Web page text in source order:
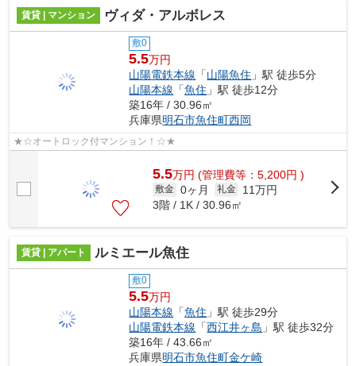
賃貸 | マンション ヴィダ・アルボレス
敷0
5.5万円
山陽電鉄本線 「山陽魚住 」駅 徒歩5分
山陽本線 「魚住 」駅 徒歩12分
築16年 / 30.96㎡
兵庫県明石市魚住町西岡
★☆オートロック付マンション！☆★
5.5万円 (管理費等：5,200円 )
敷金 0ヶ月 礼金
11万円
3階 / 1K / 30.96㎡
賃貸 | アパート ルミエール魚住
敷0
5.5万円
山陽本線 「魚住 」駅 徒歩29分
山陽電鉄本線 「西江井ヶ島 」駅 徒歩32分
築16年 / 43.66㎡
兵庫県明石市魚住町金ケ崎